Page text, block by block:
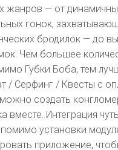
жанров — от
гонок,
бродилок — до
Чем большее
Губки Боба, тем
/ Серфинг / Квесты с
создать
вместе. Интеграция
помимо установки
приложение,